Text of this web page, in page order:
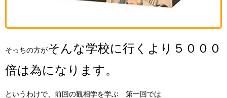
そっちの方がそんな学校に行くより５０００
倍は為になります。
というわけで、前回の観相学を学ぶ 第一回では